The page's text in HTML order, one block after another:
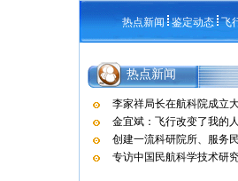
热点新闻 鉴定动态 飞
热点新闻
李家祥局长在航科院成立
金宜斌：飞行改变了我的
创建一流科研院所、服
专访中国民航科学技术研